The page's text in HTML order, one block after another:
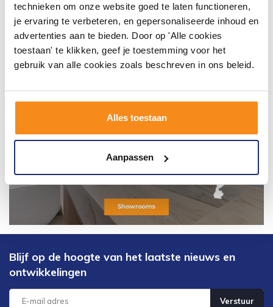
technieken om onze website goed te laten functioneren,
je ervaring te verbeteren, en gepersonaliseerde inhoud en
advertenties aan te bieden. Door op 'Alle cookies
toestaan' te klikken, geef je toestemming voor het
gebruik van alle cookies zoals beschreven in ons beleid.
Alles toestaan
Aanpassen
Blijf op de hoogte van het laatste nieuws en
ontwikkelingen
Verstuur